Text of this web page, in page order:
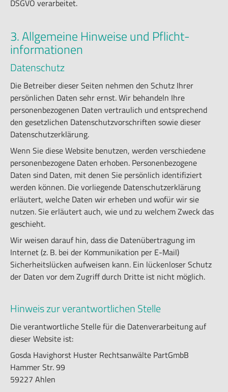
DSGVO verarbeitet.
3. Allgemeine Hinweise und Pflicht­
informationen
Datenschutz
Die Betreiber dieser Seiten nehmen den Schutz Ihrer
persönlichen Daten sehr ernst. Wir behandeln Ihre
personenbezogenen Daten vertraulich und entsprechend
den gesetzlichen Datenschutzvorschriften sowie dieser
Datenschutzerklärung.
Wenn Sie diese Website benutzen, werden verschiedene
personenbezogene Daten erhoben. Personenbezogene
Daten sind Daten, mit denen Sie persönlich identifiziert
werden können. Die vorliegende Datenschutzerklärung
erläutert, welche Daten wir erheben und wofür wir sie
nutzen. Sie erläutert auch, wie und zu welchem Zweck das
geschieht.
Wir weisen darauf hin, dass die Datenübertragung im
Internet (z. B. bei der Kommunikation per E-Mail)
Sicherheitslücken aufweisen kann. Ein lückenloser Schutz
der Daten vor dem Zugriff durch Dritte ist nicht möglich.
Hinweis zur verantwortlichen Stelle
Die verantwortliche Stelle für die Datenverarbeitung auf
dieser Website ist:
Gosda Havighorst Huster Rechtsanwälte PartGmbB
Hammer Str. 99
59227 Ahlen